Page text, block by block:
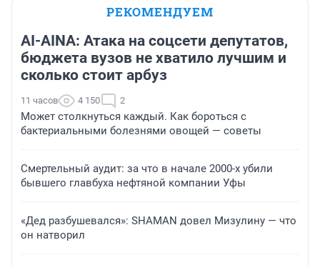
РЕКОМЕНДУЕМ
AI-AINA: Атака на соцсети депутатов,
бюджета вузов не хватило лучшим и
сколько стоит арбуз
11 часов 4 150 2
Может столкнуться каждый. Как бороться с
бактериальными болезнями овощей — советы
Смертельный аудит: за что в начале 2000-х убили
бывшего главбуха нефтяной компании Уфы
«Дед разбушевался»: SHAMAN довел Мизулину — что
он натворил